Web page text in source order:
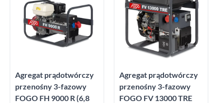
Agregat prądotwórczy
przenośny 3-fazowy
FOGO FH 9000 R (6,8
Agregat prądotwórczy
przenośny 3-fazowy
FOGO FV 13000 TRE